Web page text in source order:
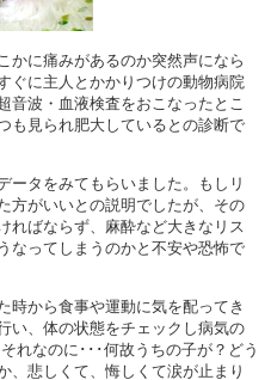
かに痛みがあるのか突然声になら
ぐに主人とかかりつけの動物病院
音波・血液検査をおこなったとこ
も見られ肥大しているとの診断で
ータをみてもらいました。もしリ
方がいいとの説明でしたが、その
ればならず、麻酔など大きなリス
なってしまうのかと不安や恐怖で
時から食事や運動に気を配ってき
い、体の状態をチェックし病気の
れなのに･･･何故うちの子が？どう
、悲しくて、悔しくて涙が止まり